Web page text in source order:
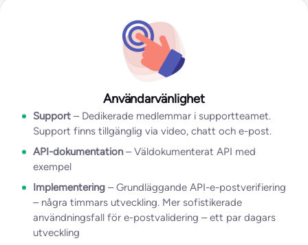
Användarvänlighet
Support – Dedikerade medlemmar i supportteamet.
Support finns tillgänglig via video, chatt och e-post.
API-dokumentation– Väldokumenterat API med
exempel
Implementering – Grundläggande API-e-postverifiering
– några timmars utveckling. Mer sofistikerade
användningsfall för e-postvalidering – ett par dagars
utveckling